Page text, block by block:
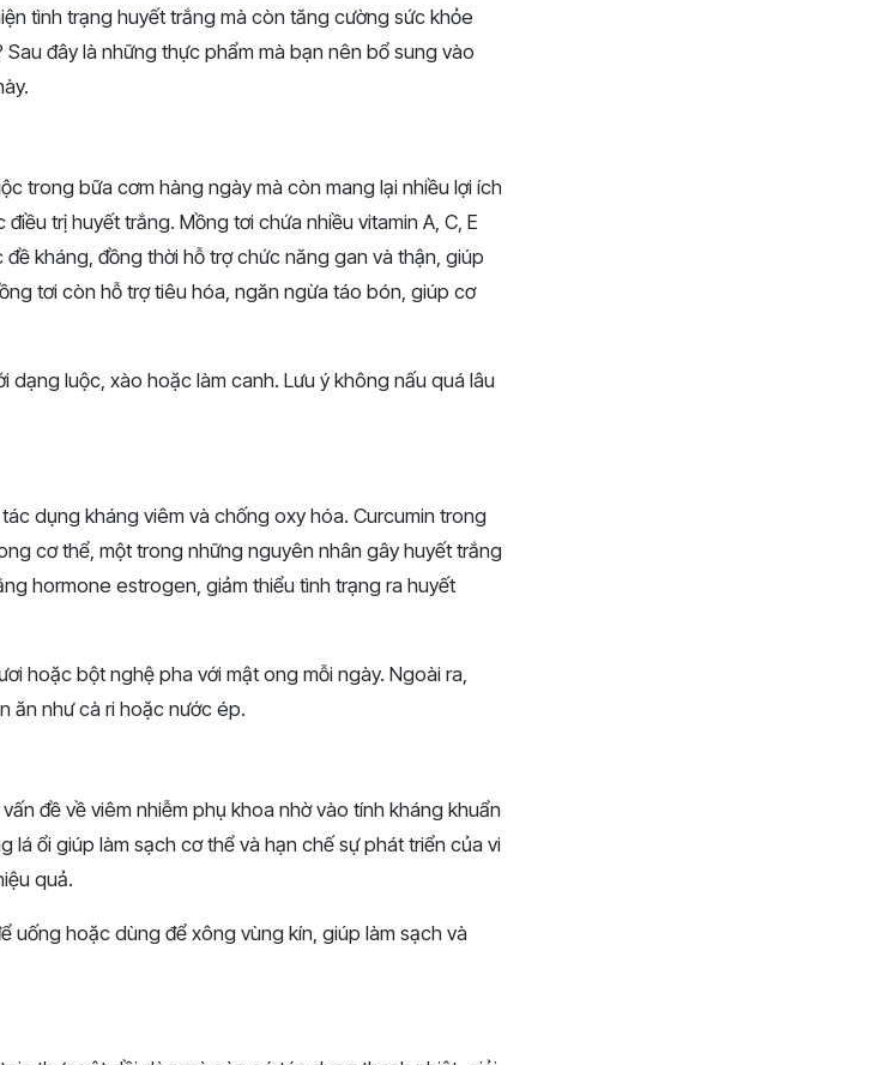
tình trạng huyết trắng mà còn tăng cường sức khỏe
đây là những thực phẩm mà bạn nên bổ sung vào
trong bữa cơm hàng ngày mà còn mang lại nhiều lợi ích
trị huyết trắng. Mồng tơi chứa nhiều vitamin A, C, E
kháng, đồng thời hỗ trợ chức năng gan và thận, giúp
tơi còn hỗ trợ tiêu hóa, ngăn ngừa táo bón, giúp cơ
dạng luộc, xào hoặc làm canh. Lưu ý không nấu quá lâu
dụng kháng viêm và chống oxy hóa. Curcumin trong
cơ thể, một trong những nguyên nhân gây huyết trắng
hormone estrogen, giảm thiểu tình trạng ra huyết
hoặc bột nghệ pha với mật ong mỗi ngày. Ngoài ra,
ăn như cà ri hoặc nước ép.
đề về viêm nhiễm phụ khoa nhờ vào tính kháng khuẩn
lá ổi giúp làm sạch cơ thể và hạn chế sự phát triển của vi
quả.
uống hoặc dùng để xông vùng kín, giúp làm sạch và